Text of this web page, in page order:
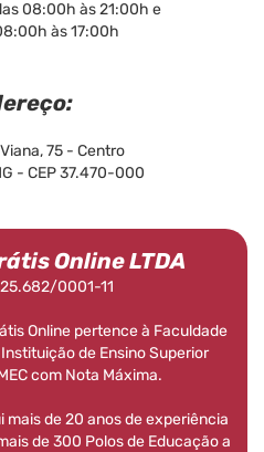
08:00h às 21:00h e
às 17:00h
75 - Centro
- CEP 37.470-000
Online LTDA
0001-11
Online pertence à Faculdade
de Ensino Superior
com Nota Máxima.
mais de 20 anos de experiência
de 300 Polos de Educação a